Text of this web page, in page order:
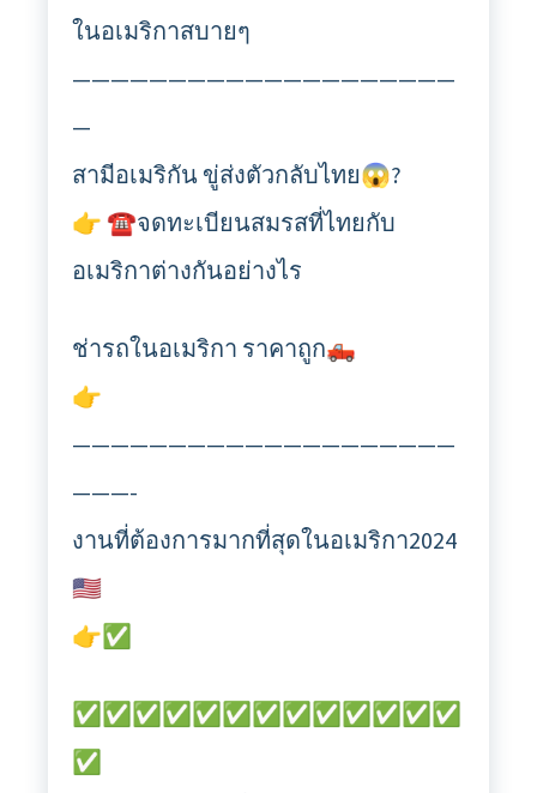
ในอเมริกาสบายๆ
————————————————————
—
สามีอเมริกัน ขู่ส่งตัวกลับไทย😱?
👉 ☎️จดทะเบียนสมรสที่ไทยกับ
อเมริกาต่างกันอย่างไร
ช่ารถในอเมริกา ราคาถูก🛻
👉
————————————————————
———-
งานที่ต้องการมากที่สุดในอเมริกา2024
🇺🇸
👉✅
✅✅✅✅✅✅✅✅✅✅✅✅✅
✅